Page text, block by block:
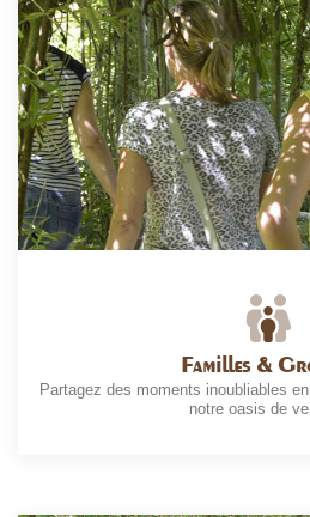
Familles &
Partagez des moments inoubliables
notre oasis de